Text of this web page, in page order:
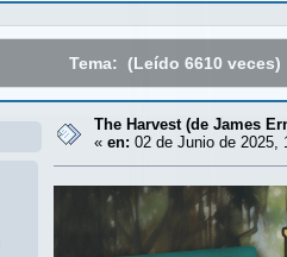
Tema: (Leído 6610 veces)
The Harvest (de James
« en: 02 de Junio de 2025,